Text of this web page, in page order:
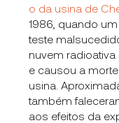
o da usina de
1986, quando
teste
nuvem
e causou a
usina.
também
aos efeitos da